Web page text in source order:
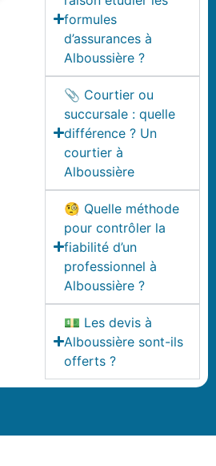
formules
d’assurances à
Alboussière ?
📎 Courtier ou
succursale : quelle
différence ? Un
courtier à
Alboussière
🧐 Quelle méthode
pour contrôler la
fiabilité d’un
professionnel à
Alboussière ?
💵 Les devis à
Alboussière sont-ils
offerts ?